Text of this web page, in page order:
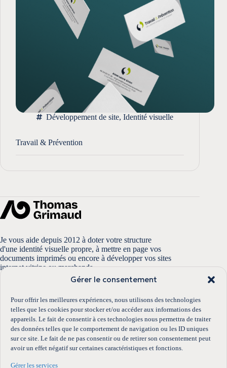
Gérer le consentement
Pour offrir les meilleures expériences, nous utilisons des technologies
telles que les cookies pour stocker et/ou accéder aux informations des
appareils. Le fait de consentir à ces technologies nous permettra de traiter
des données telles que le comportement de navigation ou les ID uniques
sur ce site. Le fait de ne pas consentir ou de retirer son consentement peut
avoir un effet négatif sur certaines caractéristiques et fonctions.
Gérer les services
Développement de site, Identité visuelle
Travail & Prévention
Je vous aide depuis 2012 à doter votre structure
d'une identité visuelle propre, à mettre en page vos
documents imprimés ou encore à développer vos sites
internet vitrine ou marchands.
Accès rapides
Portfolio
Boutique
Conditions générales de vente
Politique de cookies